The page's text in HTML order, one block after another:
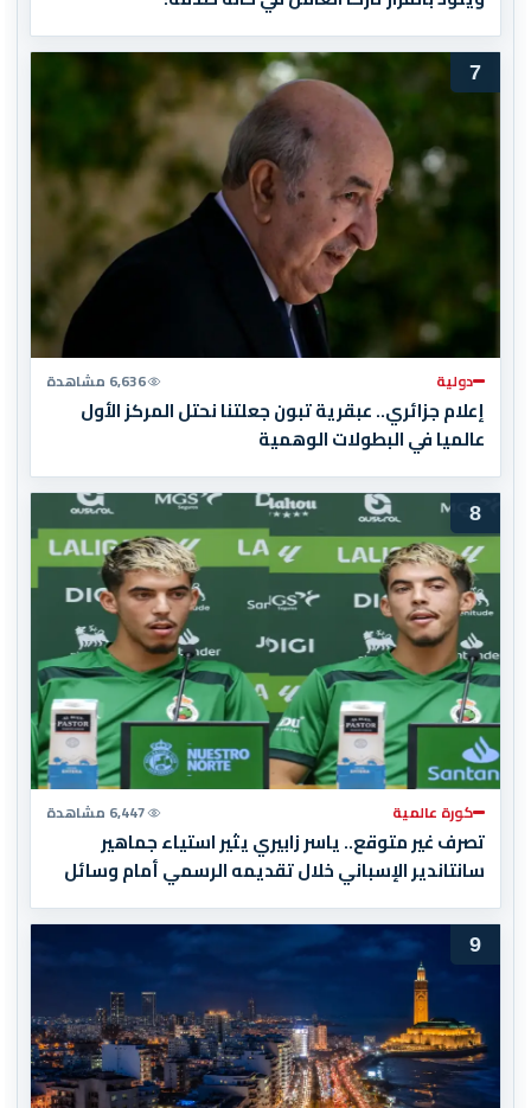
7
دولية 6,636 مشاهدة
إعلام جزائري.. عبقرية تبون جعلتنا نحتل المركز الأول
عالميا في البطولات الوهمية
8
كورة عالمية 6,447 مشاهدة
تصرف غير متوقع.. ياسر زابيري يثير استياء جماهير
سانتاندير الإسباني خلال تقديمه الرسمي أمام وسائل
الإعلام
9